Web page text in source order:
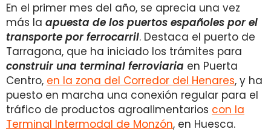
En el primer mes del año, se aprecia una vez
más la apuesta de los puertos españoles por el
transporte por ferrocarril. Destaca el puerto de
Tarragona, que ha iniciado los trámites para
construir una terminal ferroviaria en Puerta
Centro, en la zona del Corredor del Henares, y ha
puesto en marcha una conexión regular para el
tráfico de productos agroalimentarios con la
Terminal Intermodal de Monzón, en Huesca.